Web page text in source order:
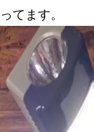
ってます。